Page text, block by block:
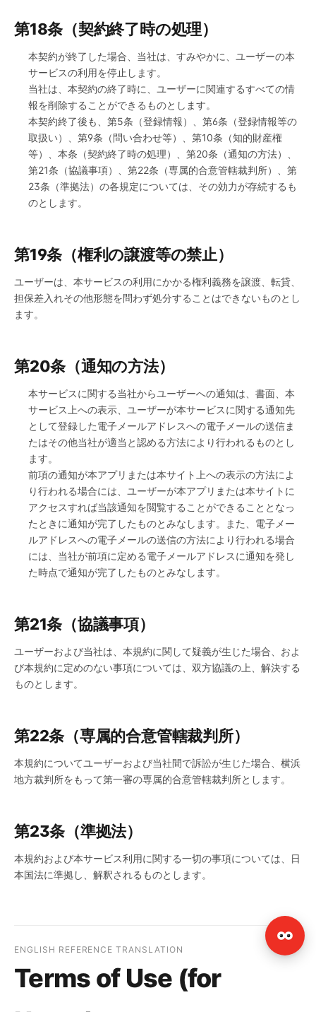
第18条（契約終了時の処理）
本契約が終了した場合、当社は、すみやかに、ユーザーの本
サービスの利用を停止します。
当社は、本契約の終了時に、ユーザーに関連するすべての情
報を削除することができるものとします。
本契約終了後も、第5条（登録情報）、第6条（登録情報等の
取扱い）、第9条（問い合わせ等）、第10条（知的財産権
等）、本条（契約終了時の処理）、第20条（通知の方法）、
第21条（協議事項）、第22条（専属的合意管轄裁判所）、第
23条（準拠法）の各規定については、その効力が存続するも
のとします。
第19条（権利の譲渡等の禁止）
ユーザーは、本サービスの利用にかかる権利義務を譲渡、転貸、
担保差入れその他形態を問わず処分することはできないものとし
ます。
第20条（通知の方法）
本サービスに関する当社からユーザーへの通知は、書面、本
サービス上への表示、ユーザーが本サービスに関する通知先
として登録した電子メールアドレスへの電子メールの送信ま
たはその他当社が適当と認める方法により行われるものとし
ます。
前項の通知が本アプリまたは本サイト上への表示の方法によ
り行われる場合には、ユーザーが本アプリまたは本サイトに
アクセスすれば当該通知を閲覧することができることとなっ
たときに通知が完了したものとみなします。また、電子メー
ルアドレスへの電子メールの送信の方法により行われる場合
には、当社が前項に定める電子メールアドレスに通知を発し
た時点で通知が完了したものとみなします。
第21条（協議事項）
ユーザーおよび当社は、本規約に関して疑義が生じた場合、およ
び本規約に定めのない事項については、双方協議の上、解決する
ものとします。
第22条（専属的合意管轄裁判所）
本規約についてユーザーおよび当社間で訴訟が生じた場合、横浜
地方裁判所をもって第一審の専属的合意管轄裁判所とします。
第23条（準拠法）
本規約および本サービス利用に関する一切の事項については、日
本国法に準拠し、解釈されるものとします。
ENGLISH REFERENCE TRANSLATION
Terms of Use (for